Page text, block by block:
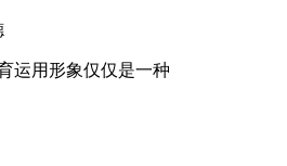
运用形象仅仅是一种